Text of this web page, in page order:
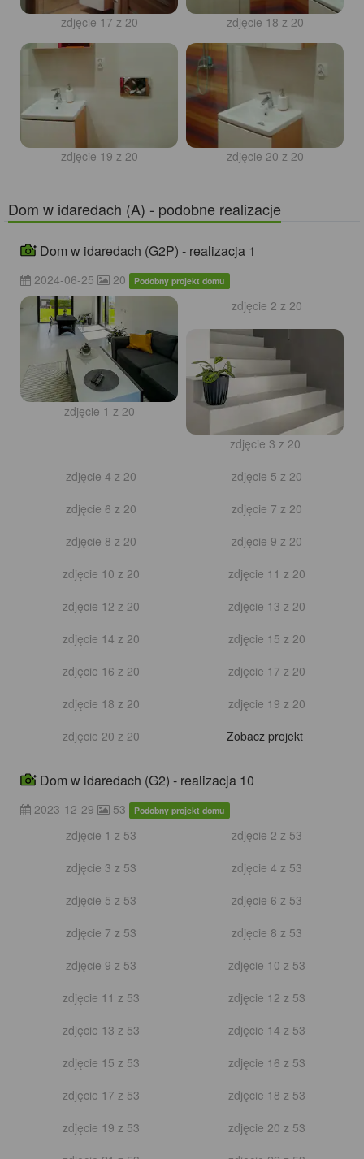
zdjęcie 17 z 20 zdjęcie 18 z 20
zdjęcie 19 z 20 zdjęcie 20 z 20
Dom w idaredach (A) - podobne realizacje
Dom w idaredach (G2P) - realizacja 1
2024-06-25 20 Podobny projekt domu
zdjęcie 1 z 20 zdjęcie 2 z 20
zdjęcie 3 z 20 zdjęcie 4 z 20
zdjęcie 7 z 20 zdjęcie 8 z 20
zdjęcie 9 z 20 zdjęcie 10 z 20
zdjęcie 11 z 20 zdjęcie 12 z 20